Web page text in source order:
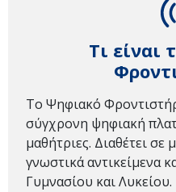
Τι είναι
Το Ψηφιακό
σύγχρονη ψηφιακή
μαθήτριες. Διαθέτει
γνωστικά αντικείμενα
Γυμνασίου και Λυκείου.